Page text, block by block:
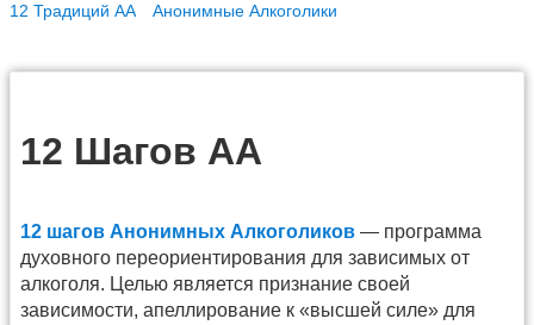
12 Традиций АА
Анонимные Алкоголики
12 Шагов АА
12 шагов Анонимных Алкоголиков — программа
духовного переориентирования для зависимых от
алкоголя. Целью является признание своей
зависимости, апеллирование к «высшей силе» для